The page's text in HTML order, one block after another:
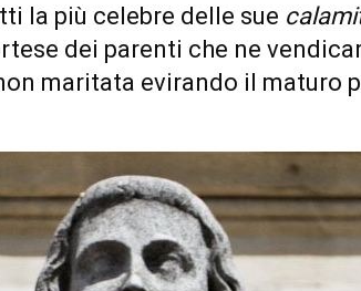
la più celebre delle sue
dei parenti che ne
maritata evirando il maturo